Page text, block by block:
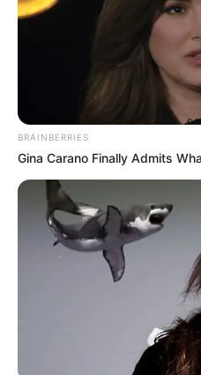
BRAINBERRIES
Gina Carano Finally Admits